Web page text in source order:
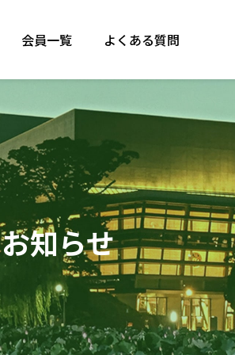
会員一覧 よくある質問
お知らせ